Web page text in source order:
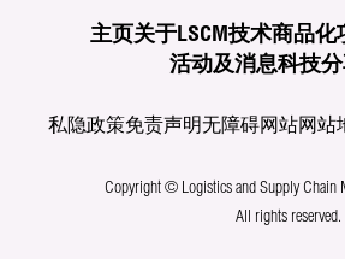
主页关于LSCM技术商品化
活动及消息科技
私隐政策免责声明无障碍网站网站
Copyright © Logistics and Supply Chain
All rights reserved.